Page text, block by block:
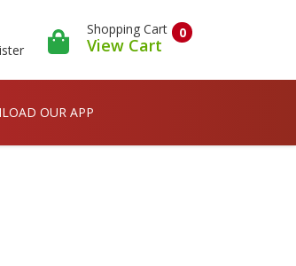
0
Shopping Cart
View Cart
OUR APP